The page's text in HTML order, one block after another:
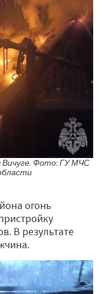
Вичуге. Фото: ГУ МЧС
огонь
В результате